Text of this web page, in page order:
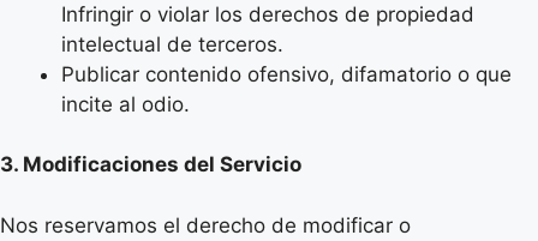
Infringir o violar los derechos de propiedad
intelectual de terceros.
Publicar contenido ofensivo, difamatorio o que
incite al odio.
3. Modificaciones del Servicio
Nos reservamos el derecho de modificar o